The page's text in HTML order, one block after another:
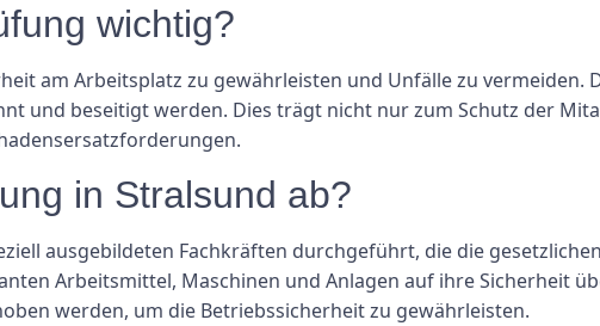
wichtig?
am Arbeitsplatz zu gewährleisten und Unfälle zu vermeiden.
und beseitigt werden. Dies trägt nicht nur zum Schutz der
in Stralsund ab?
ausgebildeten Fachkräften durchgeführt, die die
Arbeitsmittel, Maschinen und Anlagen auf ihre Sicherheit
werden, um die Betriebssicherheit zu gewährleisten.